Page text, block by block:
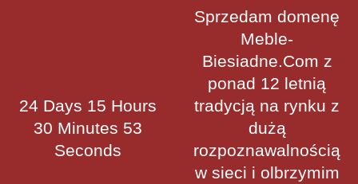
24 Days 15 Hours
30 Minutes 52
Seconds
Sprzedam domenę
Meble-
Biesiadne.Com z
ponad 12 letnią
tradycją na rynku z
dużą
rozpoznawalnością
w sieci i olbrzymim